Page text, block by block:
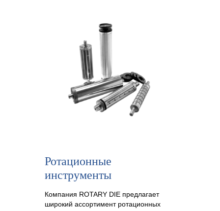
Ротационные
инструменты
Компания ROTARY DIE предлагает
широкий ассортимент ротационных